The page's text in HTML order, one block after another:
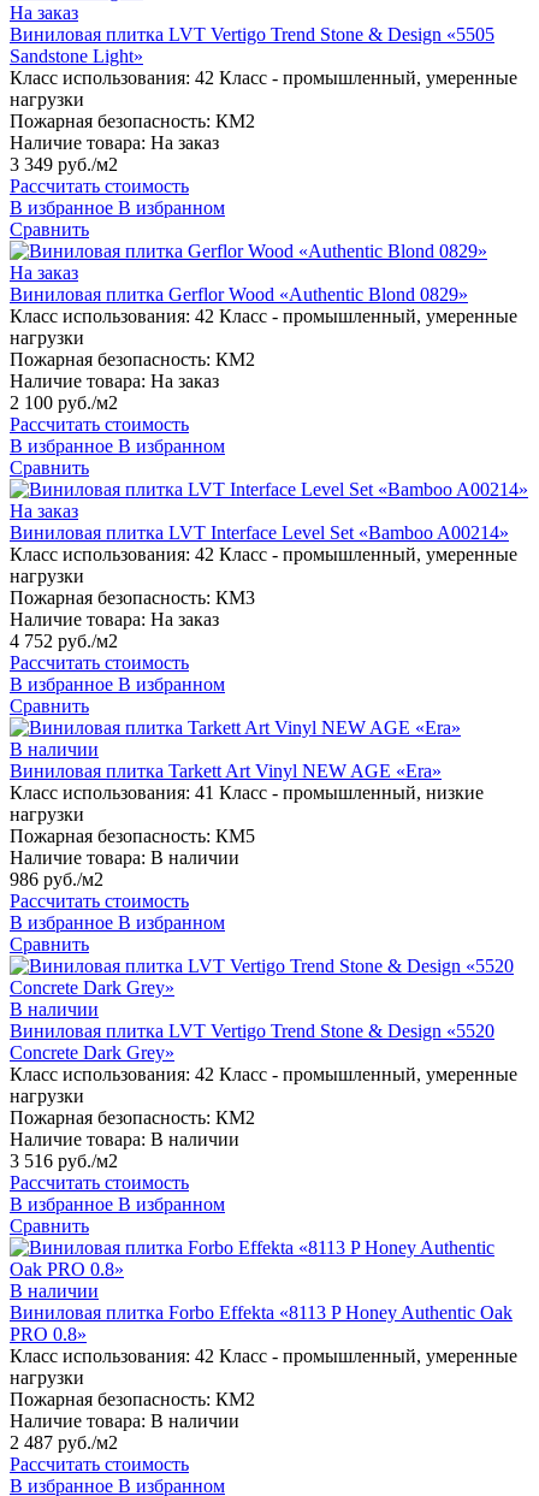
На заказ
Виниловая плитка LVT Vertigo Trend Stone & Design «5505
Sandstone Light»
Класс использования: 42 Класс - промышленный, умеренные
нагрузки
Пожарная безопасность: КМ2
Наличие товара: На заказ
3 349 руб./м2
Рассчитать стоимость
В избранное В избранном
Сравнить
На заказ
Виниловая плитка Gerflor Wood «Authentic Blond 0829»
Класс использования: 42 Класс - промышленный, умеренные
нагрузки
Пожарная безопасность: КМ2
Наличие товара: На заказ
2 100 руб./м2
Рассчитать стоимость
В избранное В избранном
Сравнить
На заказ
Виниловая плитка LVT Interface Level Set «Bamboo A00214»
Класс использования: 42 Класс - промышленный, умеренные
нагрузки
Пожарная безопасность: КМ3
Наличие товара: На заказ
4 752 руб./м2
Рассчитать стоимость
В избранное В избранном
Сравнить
В наличии
Виниловая плитка Tarkett Art Vinyl NEW AGE «Era»
Класс использования: 41 Класс - промышленный, низкие
нагрузки
Пожарная безопасность: КМ5
Наличие товара: В наличии
986 руб./м2
Рассчитать стоимость
В избранное В избранном
Сравнить
В наличии
Виниловая плитка LVT Vertigo Trend Stone & Design «5520
Concrete Dark Grey»
Класс использования: 42 Класс - промышленный, умеренные
нагрузки
Пожарная безопасность: КМ2
Наличие товара: В наличии
3 516 руб./м2
Рассчитать стоимость
В избранное В избранном
Сравнить
В наличии
Виниловая плитка Forbo Effekta «8113 P Honey Authentic Oak
PRO 0.8»
Класс использования: 42 Класс - промышленный, умеренные
нагрузки
Пожарная безопасность: КМ2
Наличие товара: В наличии
2 487 руб./м2
Рассчитать стоимость
В избранное В избранном